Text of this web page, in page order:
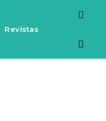
Revistas